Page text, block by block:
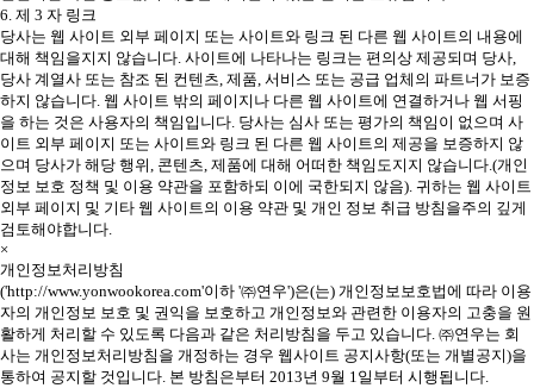
6. 제 3 자 링크
당사는 웹 사이트 외부 페이지 또는 사이트와 링크 된 다른 웹 사이트의 내용에
대해 책임을지지 않습니다. 사이트에 나타나는 링크는 편의상 제공되며 당사,
당사 계열사 또는 참조 된 컨텐츠, 제품, 서비스 또는 공급 업체의 파트너가 보증
하지 않습니다. 웹 사이트 밖의 페이지나 다른 웹 사이트에 연결하거나 웹 서핑
을 하는 것은 사용자의 책임입니다. 당사는 심사 또는 평가의 책임이 없으며 사
이트 외부 페이지 또는 사이트와 링크 된 다른 웹 사이트의 제공을 보증하지 않
으며 당사가 해당 행위, 콘텐츠, 제품에 대해 어떠한 책임도지지 않습니다.(개인
정보 보호 정책 및 이용 약관을 포함하되 이에 국한되지 않음). 귀하는 웹 사이트
외부 페이지 및 기타 웹 사이트의 이용 약관 및 개인 정보 취급 방침을주의 깊게
검토해야합니다.
×
개인정보처리방침
('http://www.yonwookorea.com'이하 '㈜연우')은(는) 개인정보보호법에 따라 이용
자의 개인정보 보호 및 권익을 보호하고 개인정보와 관련한 이용자의 고충을 원
활하게 처리할 수 있도록 다음과 같은 처리방침을 두고 있습니다. ㈜연우는 회
사는 개인정보처리방침을 개정하는 경우 웹사이트 공지사항(또는 개별공지)을
통하여 공지할 것입니다. 본 방침은부터 2013년 9월 1일부터 시행됩니다.